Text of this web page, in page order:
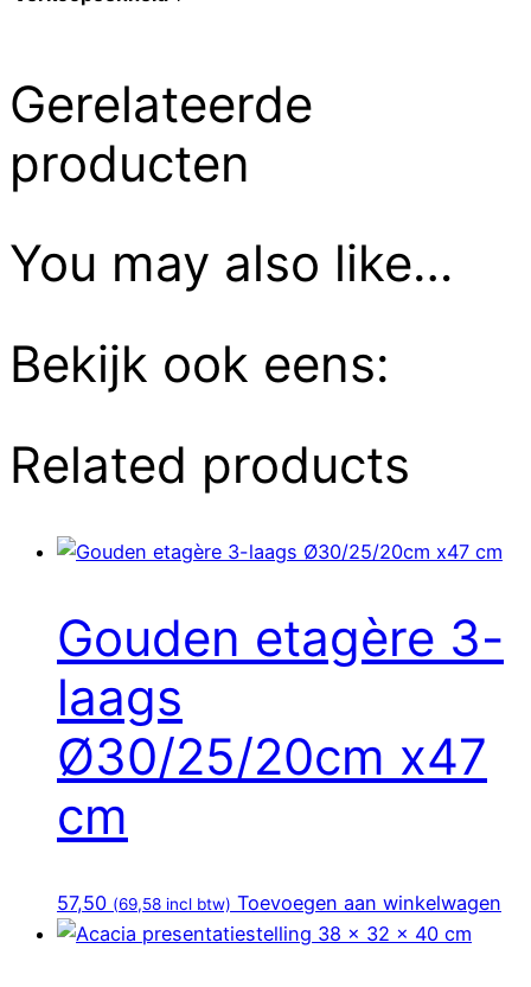
Gerelateerde
producten
You may also like…
Bekijk ook eens:
Related products
Gouden etagère 3-
laags
Ø30/25/20cm x47
cm
57,50 (69,58 incl btw) Toevoegen aan winkelwagen